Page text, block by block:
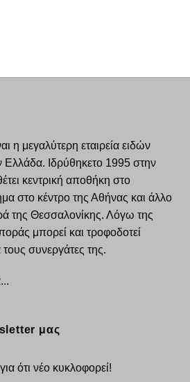
η μεγαλύτερη εταιρεία ειδών
Ελλάδα. Ιδρύθηκετο 1995 στην
κεντρική αποθήκη στο
στο κέντρο της Αθήνας και άλλο
της Θεσσαλονίκης. Λόγω της
μπορεί και τροφοδοτεί
τους συνεργάτες της.
μας
ότι νέο κυκλοφορεί!